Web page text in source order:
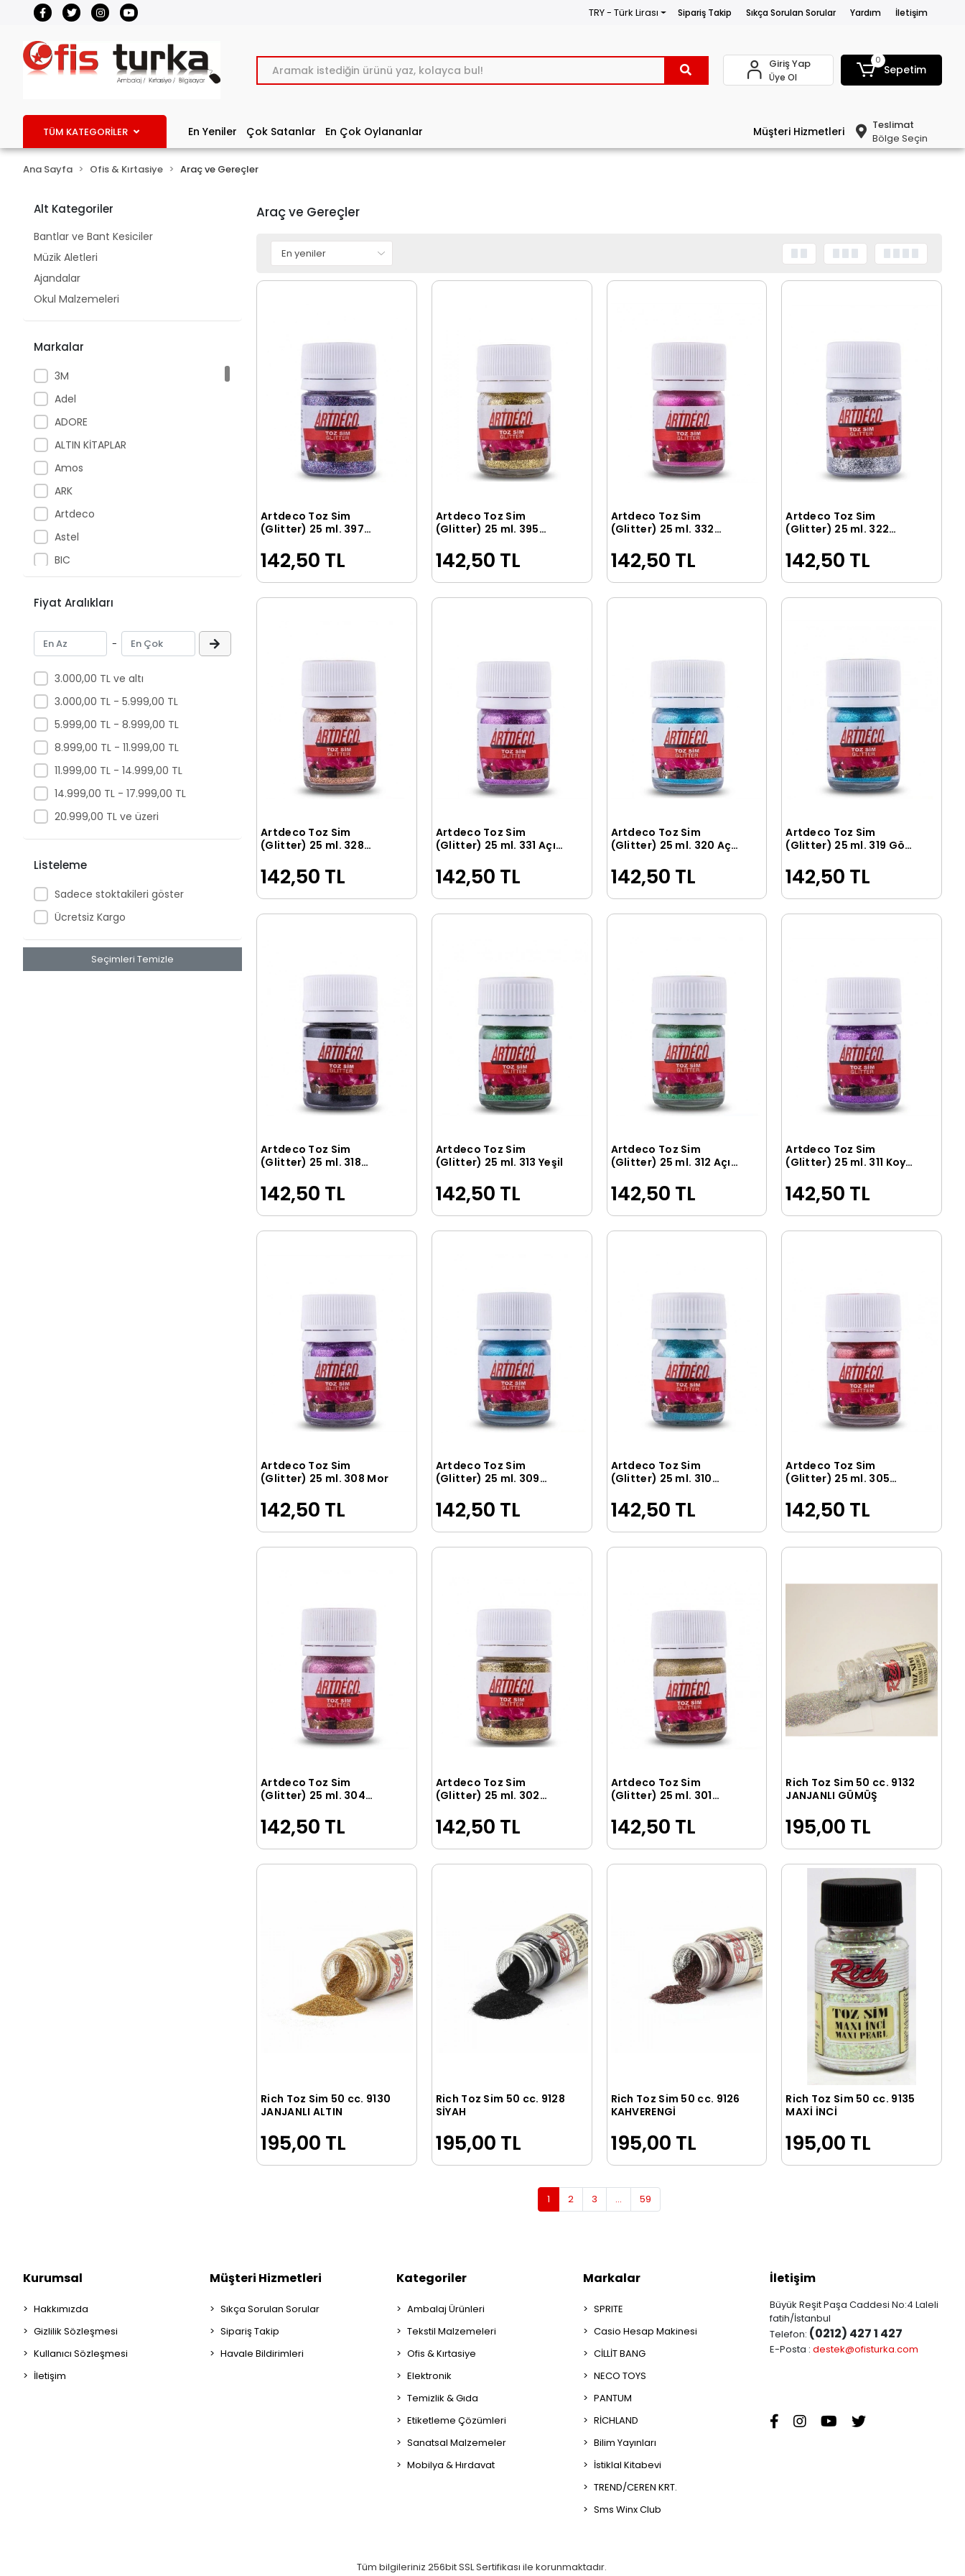
TRY - Türk Lirası Sipariş Takip Sıkça Sorulan Sorular Yardım İletişim
Giriş Yap
Üye Ol
0
Sepetim
TÜM KATEGORİLER En Yeniler Çok Satanlar En Çok Oylananlar Müşteri Hizmetleri
Teslimat
Bölge Seçin
Ana Sayfa Ofis & Kırtasiye Araç ve Gereçler
Alt Kategoriler
Bantlar ve Bant Kesiciler
Müzik Aletleri
Ajandalar
Okul Malzemeleri
Markalar
3M
Adel
ADORE
ALTIN KİTAPLAR
Amos
ARK
Artdeco
Astel
BIC
BISON
BOSS TAPE
Brons
Cadence
COMMAND
Daler Rowney
DELİ
Diğer
Dilman
Doğan
Dolphin
ELBA
FABER CASTELL
Faber-Castell
UFO
UHU
UMİX
VE-GE
VEGE
Fiyat Aralıkları
-
3.000,00 TL ve altı
3.000,00 TL - 5.999,00 TL
5.999,00 TL - 8.999,00 TL
8.999,00 TL - 11.999,00 TL
11.999,00 TL - 14.999,00 TL
14.999,00 TL - 17.999,00 TL
20.999,00 TL ve üzeri
Listeleme
Sadece stoktakileri göster
Ücretsiz Kargo
Seçimleri Temizle
Araç ve Gereçler
Sepete Ekle
Artdeco Toz Sim
(Glitter) 25 ml. 397
142,50 TL
Sepete Ekle
Artdeco Toz Sim
(Glitter) 25 ml. 395
142,50 TL
Sepete Ekle
Artdeco Toz Sim
(Glitter) 25 ml. 332
142,50 TL
Sepete Ekle
Artdeco Toz Sim
(Glitter) 25 ml. 322
142,50 TL
Sepete Ekle
Artdeco Toz Sim
(Glitter) 25 ml. 328
142,50 TL
Sepete Ekle
Artdeco Toz Sim
(Glitter) 25 ml. 331 Açık
142,50 TL
Sepete Ekle
Artdeco Toz Sim
(Glitter) 25 ml. 320 Açık
142,50 TL
Sepete Ekle
Artdeco Toz Sim
(Glitter) 25 ml. 319 Gök
142,50 TL
Sepete Ekle
Artdeco Toz Sim
(Glitter) 25 ml. 318
142,50 TL
Sepete Ekle
Artdeco Toz Sim
(Glitter) 25 ml. 313 Yeşil
142,50 TL
Sepete Ekle
Artdeco Toz Sim
(Glitter) 25 ml. 312 Açık
142,50 TL
Sepete Ekle
Artdeco Toz Sim
(Glitter) 25 ml. 311 Koyu
142,50 TL
Sepete Ekle
Artdeco Toz Sim
(Glitter) 25 ml. 308 Mor
142,50 TL
Sepete Ekle
Artdeco Toz Sim
(Glitter) 25 ml. 309
142,50 TL
Sepete Ekle
Artdeco Toz Sim
(Glitter) 25 ml. 310
142,50 TL
Sepete Ekle
Artdeco Toz Sim
(Glitter) 25 ml. 305
142,50 TL
Sepete Ekle
Artdeco Toz Sim
(Glitter) 25 ml. 304
142,50 TL
Sepete Ekle
Artdeco Toz Sim
(Glitter) 25 ml. 302
142,50 TL
Sepete Ekle
Artdeco Toz Sim
(Glitter) 25 ml. 301
142,50 TL
Sepete Ekle
Rich Toz Sim 50 cc. 9132
JANJANLI GÜMÜŞ
195,00 TL
Sepete Ekle
Rich Toz Sim 50 cc. 9130
JANJANLI ALTIN
195,00 TL
Sepete Ekle
Rich Toz Sim 50 cc. 9128
SİYAH
195,00 TL
Sepete Ekle
Rich Toz Sim 50 cc. 9126
KAHVERENGİ
195,00 TL
Sepete Ekle
Rich Toz Sim 50 cc. 9135
MAXİ İNCİ
195,00 TL
1 2 3 ... 59
Kurumsal
Hakkımızda
Gizlilik Sözleşmesi
Kullanıcı Sözleşmesi
İletişim
Müşteri Hizmetleri
Sıkça Sorulan Sorular
Sipariş Takip
Havale Bildirimleri
Kategoriler
Ambalaj Ürünleri
Tekstil Malzemeleri
Ofis & Kırtasiye
Elektronik
Temizlik & Gıda
Etiketleme Çözümleri
Sanatsal Malzemeler
Mobilya & Hırdavat
Markalar
SPRITE
Casio Hesap Makinesi
CİLLİT BANG
NECO TOYS
PANTUM
RİCHLAND
Bilim Yayınları
İstiklal Kitabevi
TREND/CEREN KRT.
Sms Winx Club
İletişim
Büyük Reşit Paşa Caddesi No:4 Laleli
fatih/İstanbul
Telefon: (0212) 427 1 427
E-Posta : destek@ofisturka.com
Tüm bilgileriniz 256bit SSL Sertifikası ile korunmaktadır.